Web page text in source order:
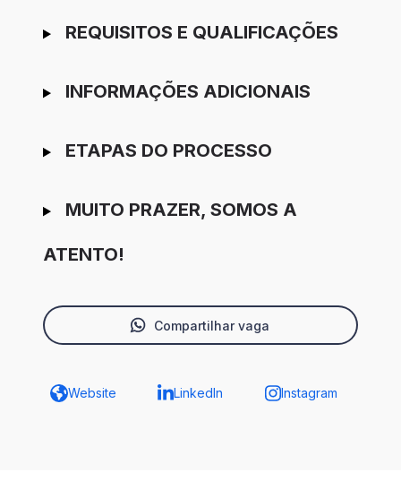
REQUISITOS E QUALIFICAÇÕES
INFORMAÇÕES ADICIONAIS
ETAPAS DO PROCESSO
MUITO PRAZER, SOMOS A
ATENTO!
Compartilhar vaga
Website LinkedIn Instagram